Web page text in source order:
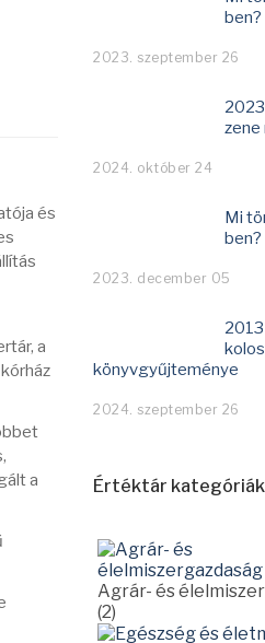
és
a
a
ben?
2023. szeptember 26
zene
2024. október 24
Mi
ben?
2023. december 05
könyvgyűjteménye
2024. szeptember 26
Értéktár kategóriák
Agrár- és
(2)